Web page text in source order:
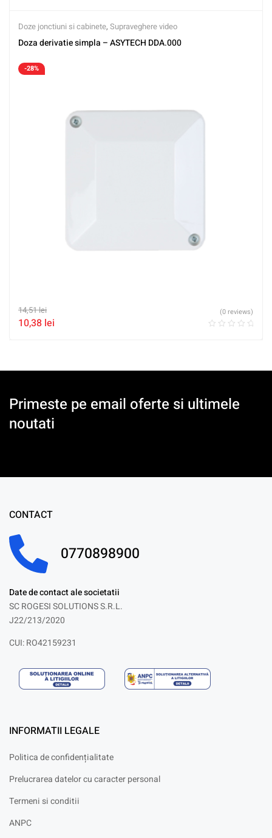
Doze jonctiuni si cabinete, Supraveghere video
Doza derivatie simpla – ASYTECH DDA.000
-28%
14,51lei
10,38 lei
(0 reviews)
Primeste pe email oferte si ultimele
noutati
CONTACT
0770898900
Date de contact ale societatii
SC ROGESI SOLUTIONS S.R.L.
J22/213/2020
CUI: RO42159231
INFORMATII LEGALE
Politica de confidențialitate
Prelucrarea datelor cu caracter personal
Termeni si conditii
ANPC